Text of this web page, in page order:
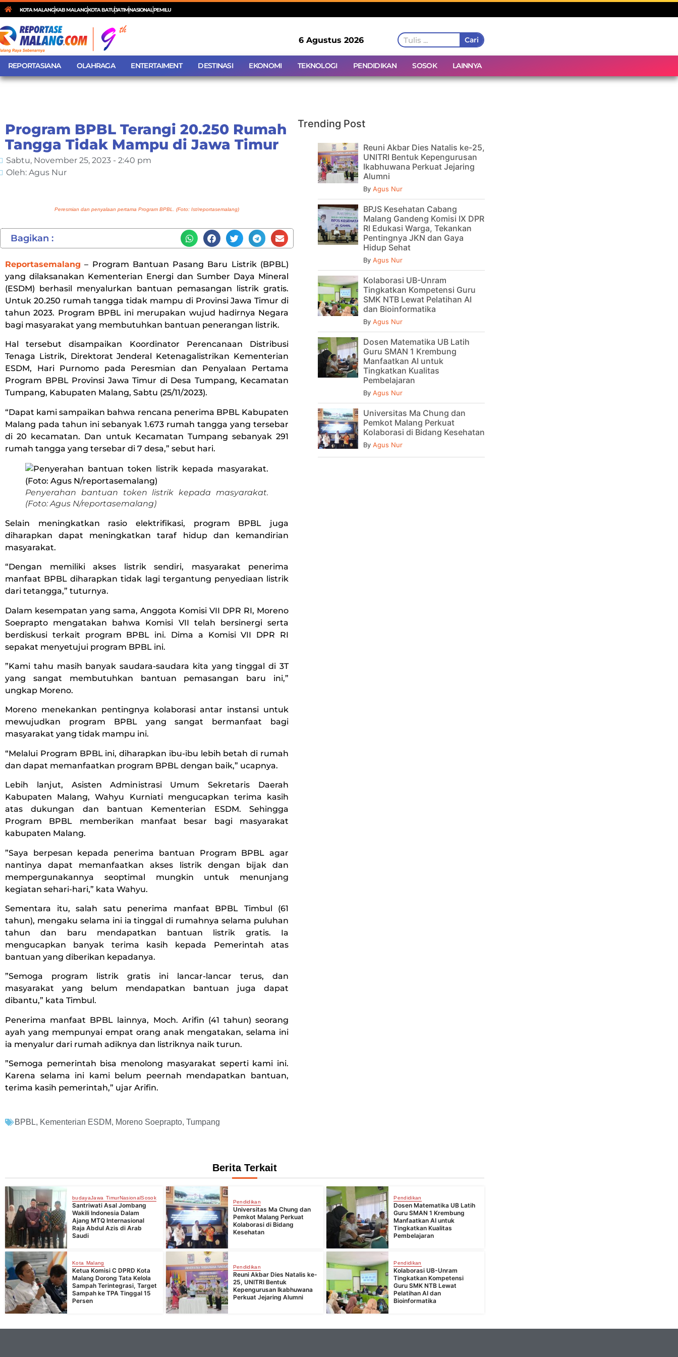
KOTA MALANGKAB MALANGKOTA BATUJATIMNASIONALPEMILU
6 Agustus 2026 Cari
REPORTASIANA OLAHRAGA ENTERTAIMENT DESTINASI EKONOMI TEKNOLOGI PENDIDIKAN SOSOK LAINNYA
Program BPBL Terangi 20.250 Rumah
Tangga Tidak Mampu di Jawa Timur
Sabtu, November 25, 2023 - 2:40 pm
Oleh: Agus Nur
Peresmian dan penyalaan pertama Program BPBL. (Foto: Ist/reportasemalang)
Bagikan :
Reportasemalang – Program Bantuan Pasang Baru Listrik (BPBL)
yang dilaksanakan Kementerian Energi dan Sumber Daya Mineral
(ESDM) berhasil menyalurkan bantuan pemasangan listrik gratis.
Untuk 20.250 rumah tangga tidak mampu di Provinsi Jawa Timur di
tahun 2023. Program BPBL ini merupakan wujud hadirnya Negara
bagi masyarakat yang membutuhkan bantuan penerangan listrik.
Hal tersebut disampaikan Koordinator Perencanaan Distribusi
Tenaga Listrik, Direktorat Jenderal Ketenagalistrikan Kementerian
ESDM, Hari Purnomo pada Peresmian dan Penyalaan Pertama
Program BPBL Provinsi Jawa Timur di Desa Tumpang, Kecamatan
Tumpang, Kabupaten Malang, Sabtu (25/11/2023).
“Dapat kami sampaikan bahwa rencana penerima BPBL Kabupaten
Malang pada tahun ini sebanyak 1.673 rumah tangga yang tersebar
di 20 kecamatan. Dan untuk Kecamatan Tumpang sebanyak 291
rumah tangga yang tersebar di 7 desa,” sebut hari.
Penyerahan bantuan token listrik kepada masyarakat.
(Foto: Agus N/reportasemalang)
Selain meningkatkan rasio elektrifikasi, program BPBL juga
diharapkan dapat meningkatkan taraf hidup dan kemandirian
masyarakat.
“Dengan memiliki akses listrik sendiri, masyarakat penerima
manfaat BPBL diharapkan tidak lagi tergantung penyediaan listrik
dari tetangga,” tuturnya.
Dalam kesempatan yang sama, Anggota Komisi VII DPR RI, Moreno
Soeprapto mengatakan bahwa Komisi VII telah bersinergi serta
berdiskusi terkait program BPBL ini. Dima a Komisi VII DPR RI
sepakat menyetujui program BPBL ini.
”Kami tahu masih banyak saudara-saudara kita yang tinggal di 3T
yang sangat membutuhkan bantuan pemasangan baru ini,”
ungkap Moreno.
Moreno menekankan pentingnya kolaborasi antar instansi untuk
mewujudkan program BPBL yang sangat bermanfaat bagi
masyarakat yang tidak mampu ini.
“Melalui Program BPBL ini, diharapkan ibu-ibu lebih betah di rumah
dan dapat memanfaatkan program BPBL dengan baik,” ucapnya.
Lebih lanjut, Asisten Administrasi Umum Sekretaris Daerah
Kabupaten Malang, Wahyu Kurniati mengucapkan terima kasih
atas dukungan dan bantuan Kementerian ESDM. Sehingga
Program BPBL memberikan manfaat besar bagi masyarakat
kabupaten Malang.
”Saya berpesan kepada penerima bantuan Program BPBL agar
nantinya dapat memanfaatkan akses listrik dengan bijak dan
mempergunakannya seoptimal mungkin untuk menunjang
kegiatan sehari-hari,” kata Wahyu.
Sementara itu, salah satu penerima manfaat BPBL Timbul (61
tahun), mengaku selama ini ia tinggal di rumahnya selama puluhan
tahun dan baru mendapatkan bantuan listrik gratis. Ia
mengucapkan banyak terima kasih kepada Pemerintah atas
bantuan yang diberikan kepadanya.
”Semoga program listrik gratis ini lancar-lancar terus, dan
masyarakat yang belum mendapatkan bantuan juga dapat
dibantu,” kata Timbul.
Penerima manfaat BPBL lainnya, Moch. Arifin (41 tahun) seorang
ayah yang mempunyai empat orang anak mengatakan, selama ini
ia menyalur dari rumah adiknya dan listriknya naik turun.
”Semoga pemerintah bisa menolong masyarakat seperti kami ini.
Karena selama ini kami belum peernah mendapatkan bantuan,
terima kasih pemerintah,” ujar Arifin.
BPBL, Kementerian ESDM, Moreno Soeprapto, Tumpang
Trending Post
Reuni Akbar Dies Natalis ke-25,
UNITRI Bentuk Kepengurusan
Ikabhuwana Perkuat Jejaring
Alumni
By Agus Nur
BPJS Kesehatan Cabang
Malang Gandeng Komisi IX DPR
RI Edukasi Warga, Tekankan
Pentingnya JKN dan Gaya
Hidup Sehat
By Agus Nur
Kolaborasi UB-Unram
Tingkatkan Kompetensi Guru
SMK NTB Lewat Pelatihan AI
dan Bioinformatika
By Agus Nur
Dosen Matematika UB Latih
Guru SMAN 1 Krembung
Manfaatkan AI untuk
Tingkatkan Kualitas
Pembelajaran
By Agus Nur
Universitas Ma Chung dan
Pemkot Malang Perkuat
Kolaborasi di Bidang Kesehatan
By Agus Nur
Berita Terkait
budayaJawa TimurNasionalSosok
Santriwati Asal Jombang
Wakili Indonesia Dalam
Ajang MTQ Internasional
Raja Abdul Azis di Arab
Saudi
Pendidikan
Universitas Ma Chung dan
Pemkot Malang Perkuat
Kolaborasi di Bidang
Kesehatan
Pendidikan
Dosen Matematika UB Latih
Guru SMAN 1 Krembung
Manfaatkan AI untuk
Tingkatkan Kualitas
Pembelajaran
Kota Malang
Ketua Komisi C DPRD Kota
Malang Dorong Tata Kelola
Sampah Terintegrasi, Target
Sampah ke TPA Tinggal 15
Persen
Pendidikan
Reuni Akbar Dies Natalis ke-
25, UNITRI Bentuk
Kepengurusan Ikabhuwana
Perkuat Jejaring Alumni
Pendidikan
Kolaborasi UB-Unram
Tingkatkan Kompetensi
Guru SMK NTB Lewat
Pelatihan AI dan
Bioinformatika